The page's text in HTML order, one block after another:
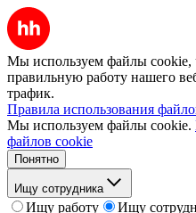
Мы используем файлы cookie,
правильную работу нашего
трафик.
Правила использования
Мы используем файлы cookie.
файлов cookie
Понятно
Ищу сотрудника
Ищу работу
Ищу